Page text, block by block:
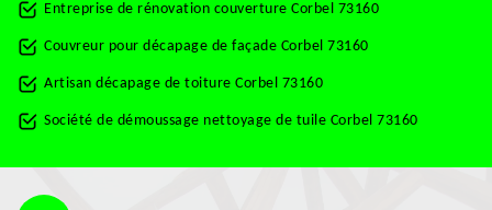
Entreprise de rénovation couverture Corbel 73160
Couvreur pour décapage de façade Corbel 73160
Artisan décapage de toiture Corbel 73160
Société de démoussage nettoyage de tuile Corbel 73160